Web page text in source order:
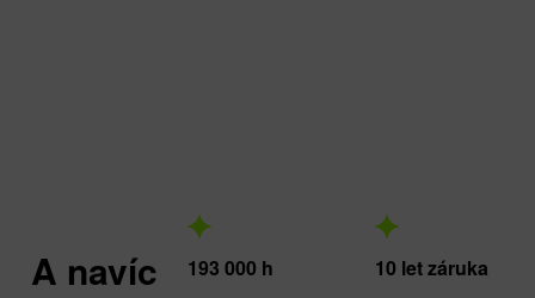
A navíc
193 000 h
10 let záruka